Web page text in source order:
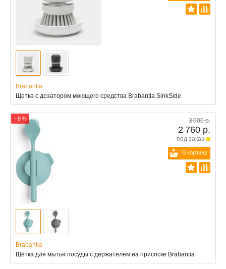
Brabantia
Щетка с дозатором моющего средства Brabantia SinkSide
− 8 % 3 000 р.
2 760 р.
под заказ
В корзину
Brabantia
Щётка для мытья посуды с держателем на присоске Brabantia